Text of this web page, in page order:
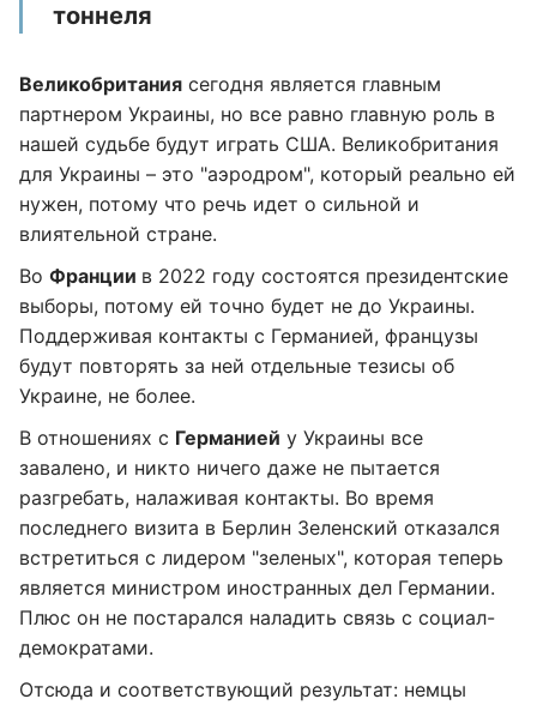
тоннеля
Великобритания сегодня является главным
партнером Украины, но все равно главную роль в
нашей судьбе будут играть США. Великобритания
для Украины – это "аэродром", который реально ей
нужен, потому что речь идет о сильной и
влиятельной стране.
Во Франции в 2022 году состоятся президентские
выборы, потому ей точно будет не до Украины.
Поддерживая контакты с Германией, французы
будут повторять за ней отдельные тезисы об
Украине, не более.
В отношениях с Германией у Украины все
завалено, и никто ничего даже не пытается
разгребать, налаживая контакты. Во время
последнего визита в Берлин Зеленский отказался
встретиться с лидером "зеленых", которая теперь
является министром иностранных дел Германии.
Плюс он не постарался наладить связь с социал-
демократами.
Отсюда и соответствующий результат: немцы